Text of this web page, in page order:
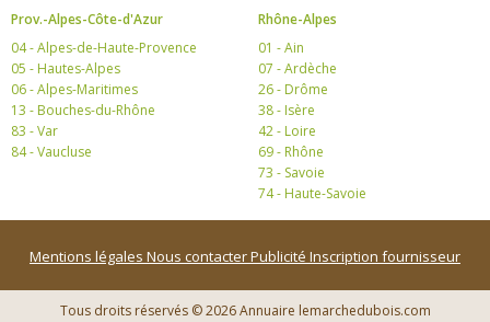
Prov.-Alpes-Côte-d'Azur
04 - Alpes-de-Haute-Provence
05 - Hautes-Alpes
06 - Alpes-Maritimes
13 - Bouches-du-Rhône
83 - Var
84 - Vaucluse
Rhône-Alpes
01 - Ain
07 - Ardèche
26 - Drôme
38 - Isère
42 - Loire
69 - Rhône
73 - Savoie
74 - Haute-Savoie
Mentions légales Nous contacterPublicité Inscription fournisseur
Tous droits réservés © 2026 Annuaire lemarchedubois.com